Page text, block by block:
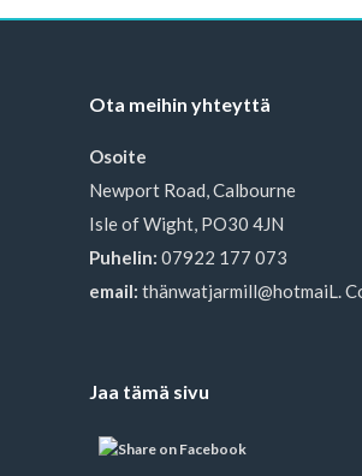
Ota meihin yhteyttä
Osoite
Newport Road, Calbourne
Isle of Wight, PO30 4JN
Puhelin: 07922 177 073
email: thänwatjarmill@hotmaiL.
Jaa tämä sivu